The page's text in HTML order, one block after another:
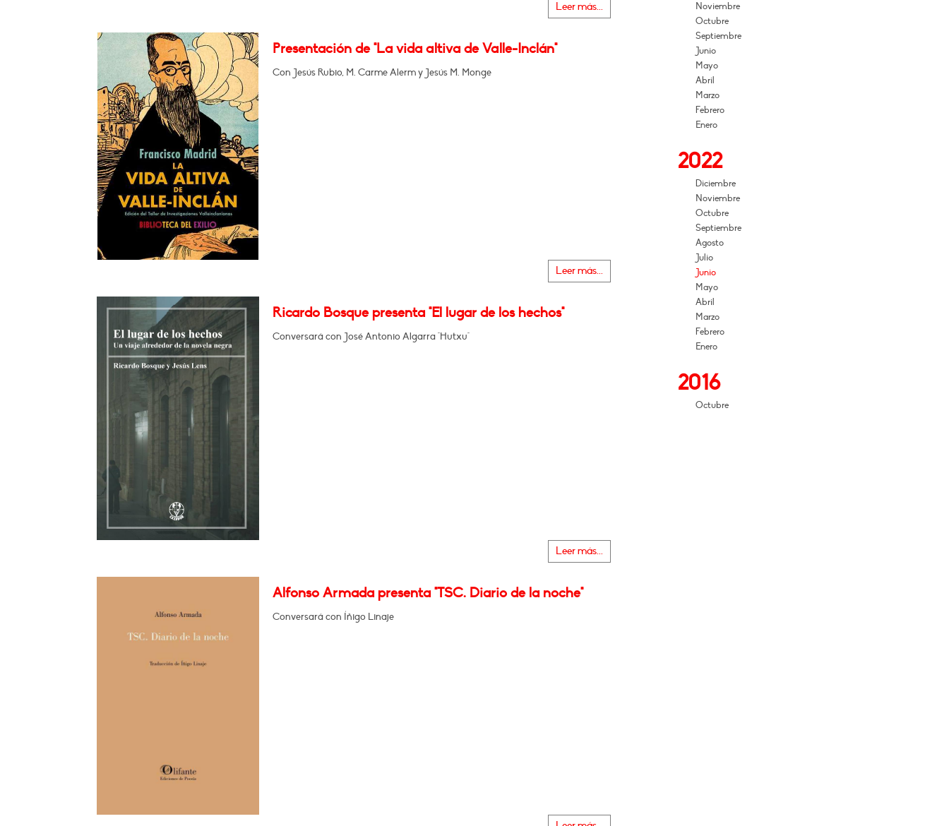
Leer más...
Presentación de "La vida altiva de Valle-Inclán"
Con Jesús Rubio, M. Carme Alerm y Jesús M. Monge
Leer más...
Ricardo Bosque presenta "El lugar de los hechos"
Conversará con José Antonio Algarra "Hutxu"
Leer más...
Alfonso Armada presenta "TSC. Diario de la noche"
Conversará con Íñigo Linaje
Noviembre
Octubre
Septiembre
Junio
Mayo
Abril
Marzo
Febrero
Enero
2022
Diciembre
Noviembre
Octubre
Septiembre
Agosto
Julio
Junio
Mayo
Abril
Marzo
Febrero
Enero
2016
Octubre